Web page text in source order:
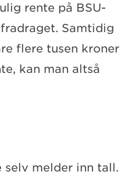
rente på BSU-
Samtidig
flere tusen kroner
kan man altså
selv melder inn tall.